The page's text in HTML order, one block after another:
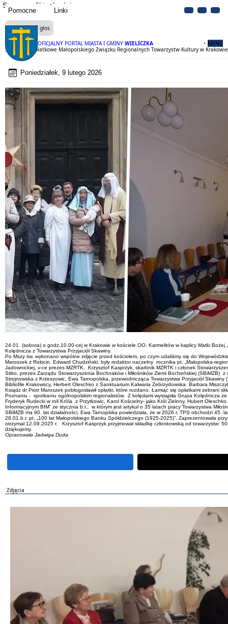
Pomocne Linki
OFICJALNY PORTAL MIASTA I GMINY WIELICZKA MENU
Strona Aktualności
Czytaj na głos
Spotkanie Opłatkowe Małopolskiego Związku Regionalnych Towarzystw Kultury w Krakowie
Poniedziałek, 9 lutego 2026
24.01. (sobota) o godz.10.00-cej w Krakowie w kościele OO. Karmelitów w kaplicy Matki Bożej
Kolędnicza z Towarzystwa Przyjaciół Skawiny.
Po Mszy św. wykonano wspólne zdjęcie przed kościołem, po czym udaliśmy się do
Maroszek z Rokicin, Edward Chudziński, były redaktor naczelny rocznika pt. „Małopolska-
Jadownickiej, v-ce prezes MZRTK, Krzysztof Kasprzyk, skarbnik MZRTK i członek
Sitko, prezes Zarządu Stowarzyszenia Bochnaków i Miłośników Ziemi Bocheńskiej (SBiMZB)
Strojnowska z Krzeszowic, Ewa Tarnopolska, przewodnicząca Towarzystwa Przyjaciół
Bibliofile Krakowscy, Herbert Oleschko z Sanktuarium Kalwaria Zebrzydowska. Barbara
Ksiądz dr Piotr Maroszek pobłogosławił opłatki, które rozdano. Łamiąc się opłatkami
Poznaniu - spotkaniu ogólnopolskim regionalistów. Z kolędami wystąpiła Grupa Kolędnicza
Fryderyk Rudecki w roli Króla z Przytkowic, Karol Kościelny- jako Król Zielony, Hubert
Informacyjnym BIM” ze stycznia b.r., w którym jest artykuł o 35 latach pracy Towarzystwa
SBiMZB ma 90. lat działalności, Ewa Tarnoplska powiedziała, że w 2026 r. TPS obchodzi 45.
28.01.b.r. pt. „100 lat Małopolskiego Banku Spółdzielczego (1925-2025)”. Zaprezentowała
otrzymał 12.09.2025 r. Krzysztof Kasprzyk przyjmował składkę członkowską od towarzystw:
dziękujemy.
Opracowała Jadwiga Duda
Zdjęcia